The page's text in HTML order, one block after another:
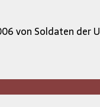
von Soldaten